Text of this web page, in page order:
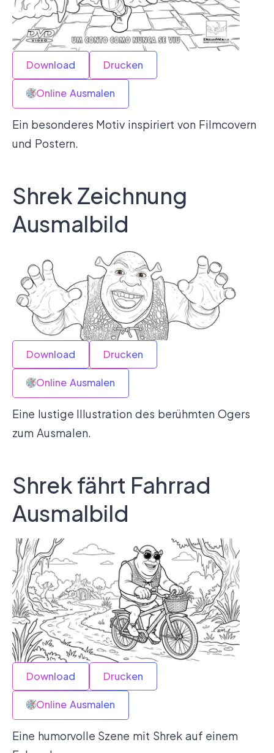
Download Drucken
Online Ausmalen
Ein besonderes Motiv inspiriert von Filmcovern
und Postern.
Shrek Zeichnung
Ausmalbild
Download Drucken
Online Ausmalen
Eine lustige Illustration des berühmten Ogers
zum Ausmalen.
Shrek fährt Fahrrad
Ausmalbild
Download Drucken
Online Ausmalen
Eine humorvolle Szene mit Shrek auf einem